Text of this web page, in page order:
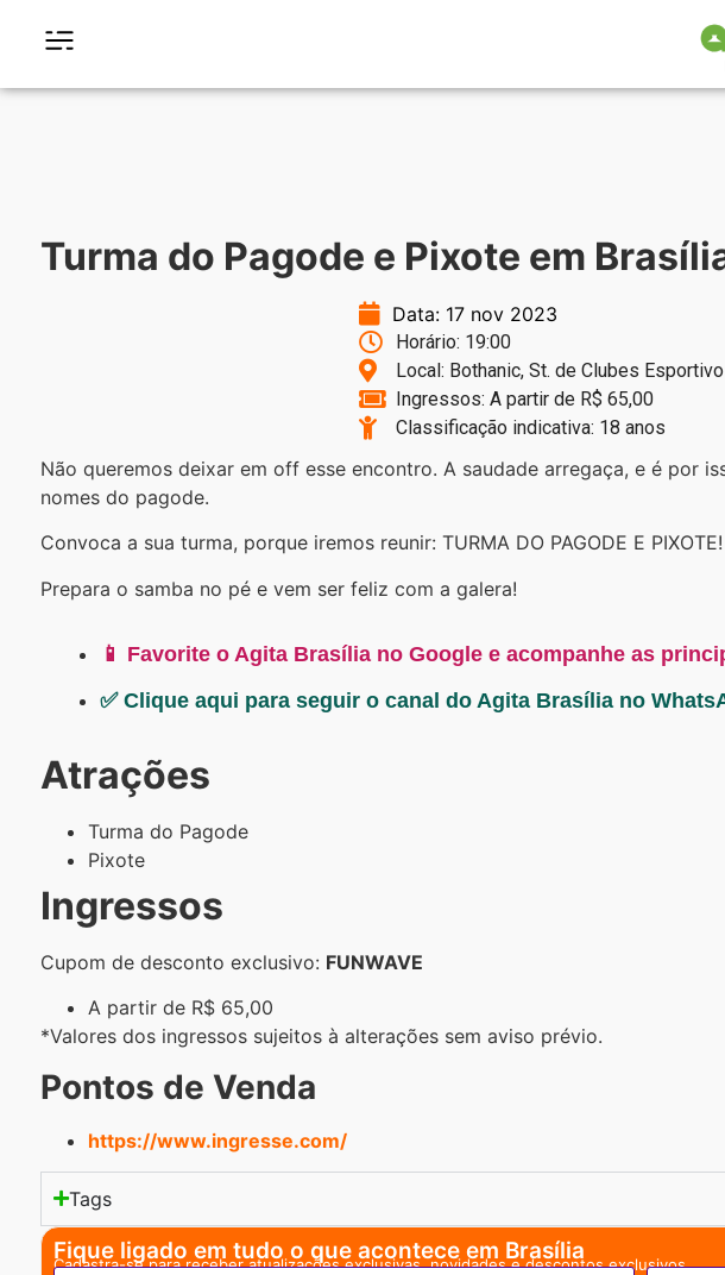
Turma do Pagode e Pixote em
Data: 17 nov 2023
Horário: 19:00
Local: Bothanic, St. de Clubes
Ingressos: A partir de R$ 65,00
Classificação indicativa: 18 anos
Não queremos deixar em off esse encontro. A saudade arregaça, e é por
nomes do pagode.
Convoca a sua turma, porque iremos reunir: TURMA DO PAGODE E PIXOTE!
Prepara o samba no pé e vem ser feliz com a galera!
📱 Favorite o Agita Brasília no Google e acompanhe as
✅ Clique aqui para seguir o canal do Agita Brasília no
Atrações
Turma do Pagode
Pixote
Ingressos
Cupom de desconto exclusivo: FUNWAVE
A partir de R$ 65,00
*Valores dos ingressos sujeitos à alterações sem aviso prévio.
Pontos de Venda
https://www.ingresse.com/
Tags
Fique ligado em tudo o que acontece em Brasília
Cadastra-se para receber atualizações exclusivas, novidades e descontos exclusivos.